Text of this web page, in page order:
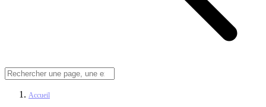
Accueil